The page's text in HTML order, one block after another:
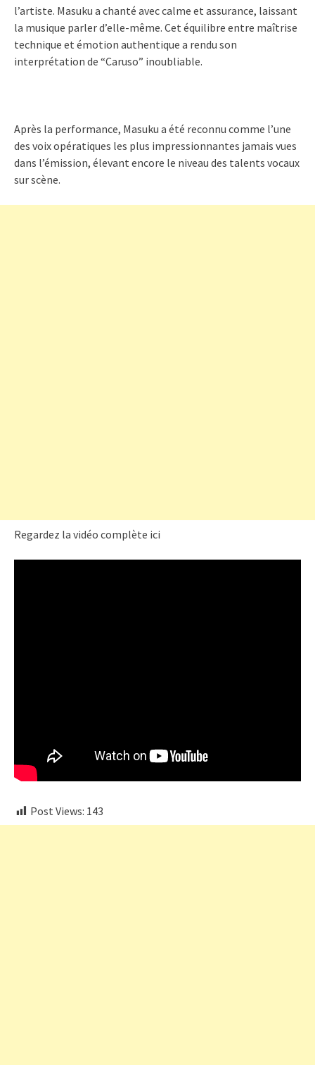
l’artiste. Masuku a chanté avec calme et assurance, laissant
la musique parler d’elle-même. Cet équilibre entre maîtrise
technique et émotion authentique a rendu son
interprétation de “Caruso” inoubliable.
Après la performance, Masuku a été reconnu comme l’une
des voix opératiques les plus impressionnantes jamais vues
dans l’émission, élevant encore le niveau des talents vocaux
sur scène.
Regardez la vidéo complète ici
Post Views: 143